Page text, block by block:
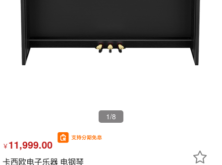
1/8
￥11,999.00
卡西欧电子乐器 电钢琴